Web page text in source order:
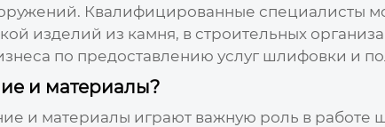
Квалифицированные специалисты
изделий из камня, в строительных
по предоставлению услуг шлифовки и
и материалы?
и материалы играют важную роль в работе